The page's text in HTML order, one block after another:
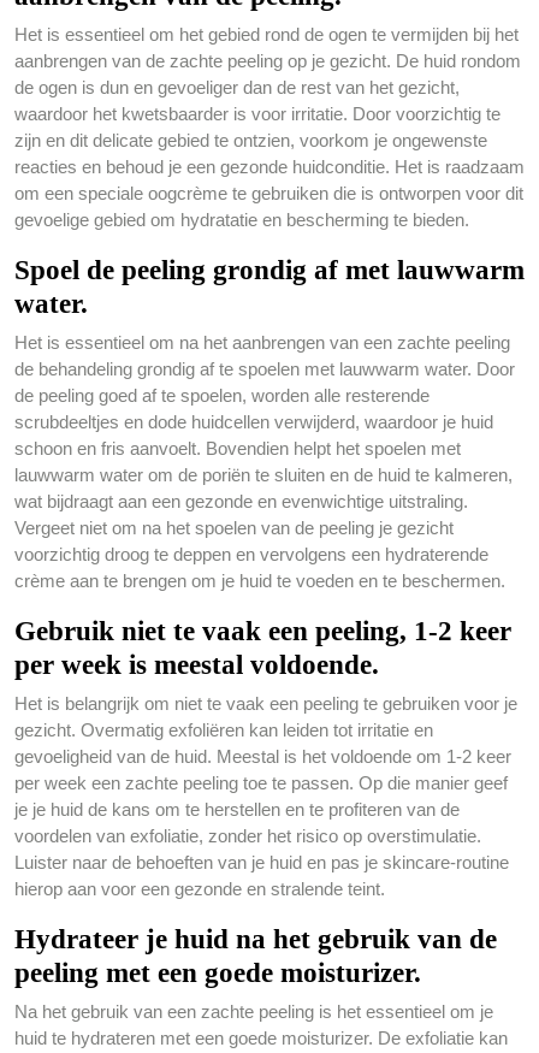
Het is essentieel om het gebied rond de ogen te vermijden bij het
aanbrengen van de zachte peeling op je gezicht. De huid rondom
de ogen is dun en gevoeliger dan de rest van het gezicht,
waardoor het kwetsbaarder is voor irritatie. Door voorzichtig te
zijn en dit delicate gebied te ontzien, voorkom je ongewenste
reacties en behoud je een gezonde huidconditie. Het is raadzaam
om een speciale oogcrème te gebruiken die is ontworpen voor dit
gevoelige gebied om hydratatie en bescherming te bieden.
Spoel de peeling grondig af met lauwwarm
water.
Het is essentieel om na het aanbrengen van een zachte peeling
de behandeling grondig af te spoelen met lauwwarm water. Door
de peeling goed af te spoelen, worden alle resterende
scrubdeeltjes en dode huidcellen verwijderd, waardoor je huid
schoon en fris aanvoelt. Bovendien helpt het spoelen met
lauwwarm water om de poriën te sluiten en de huid te kalmeren,
wat bijdraagt aan een gezonde en evenwichtige uitstraling.
Vergeet niet om na het spoelen van de peeling je gezicht
voorzichtig droog te deppen en vervolgens een hydraterende
crème aan te brengen om je huid te voeden en te beschermen.
Gebruik niet te vaak een peeling, 1-2 keer
per week is meestal voldoende.
Het is belangrijk om niet te vaak een peeling te gebruiken voor je
gezicht. Overmatig exfoliëren kan leiden tot irritatie en
gevoeligheid van de huid. Meestal is het voldoende om 1-2 keer
per week een zachte peeling toe te passen. Op die manier geef
je je huid de kans om te herstellen en te profiteren van de
voordelen van exfoliatie, zonder het risico op overstimulatie.
Luister naar de behoeften van je huid en pas je skincare-routine
hierop aan voor een gezonde en stralende teint.
Hydrateer je huid na het gebruik van de
peeling met een goede moisturizer.
Na het gebruik van een zachte peeling is het essentieel om je
huid te hydrateren met een goede moisturizer. De exfoliatie kan